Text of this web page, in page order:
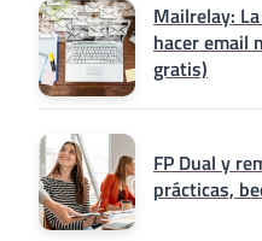
Mailrelay:
hacer email
gratis)
FP Dual y
prácticas,